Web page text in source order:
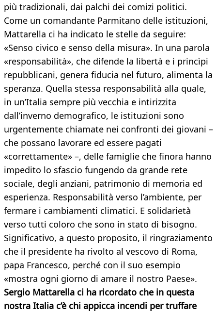
più tradizionali, dai palchi dei comizi politici.
Come un comandante Parmitano delle istituzioni,
Mattarella ci ha indicato le stelle da seguire:
«Senso civico e senso della misura». In una parola
«responsabilità», che difende la libertà e i princìpi
repubblicani, genera fiducia nel futuro, alimenta la
speranza. Quella stessa responsabilità alla quale,
in un’Italia sempre più vecchia e intirizzita
dall’inverno demografico, le istituzioni sono
urgentemente chiamate nei confronti dei giovani –
che possano lavorare ed essere pagati
«correttamente» –, delle famiglie che finora hanno
impedito lo sfascio fungendo da grande rete
sociale, degli anziani, patrimonio di memoria ed
esperienza. Responsabilità verso l’ambiente, per
fermare i cambiamenti climatici. E solidarietà
verso tutti coloro che sono in stato di bisogno.
Significativo, a questo proposito, il ringraziamento
che il presidente ha rivolto al vescovo di Roma,
papa Francesco, perché con il suo esempio
«mostra ogni giorno di amare il nostro Paese».
Sergio Mattarella ci ha ricordato che in questa
nostra Italia c’è chi appicca incendi per truffare